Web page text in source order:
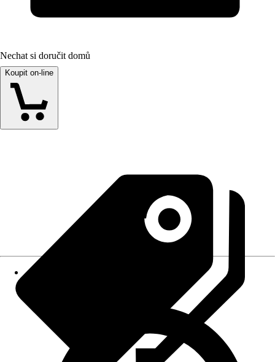
Nechat si doručit domů
Koupit on-line